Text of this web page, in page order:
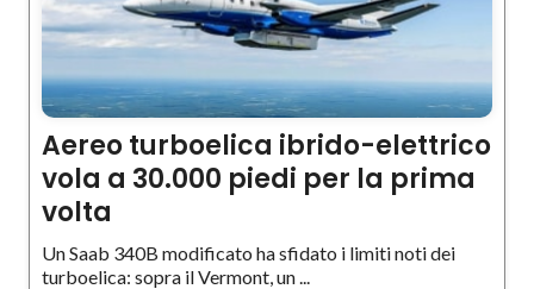
Aereo turboelica ibrido-elettrico
vola a 30.000 piedi per la prima
volta
Un Saab 340B modificato ha sfidato i limiti noti dei
turboelica: sopra il Vermont, un ...